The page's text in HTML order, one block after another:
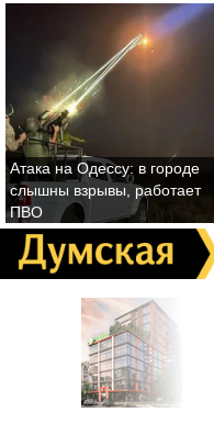
Атака на Одессу: в городе
слышны взрывы, работает
ПВО